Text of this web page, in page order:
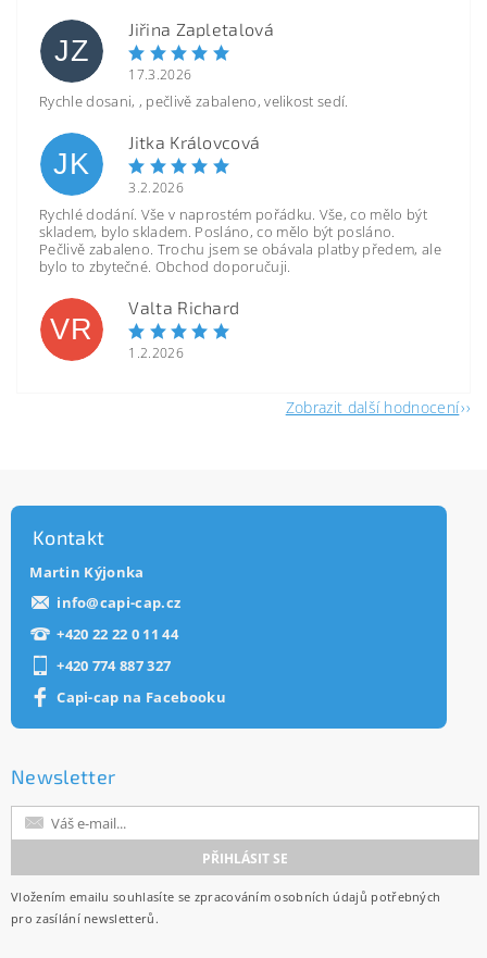
JZ
Jiřina Zapletalová
17.3.2026
Rychle dosani, , pečlivě zabaleno, velikost sedí.
JK
Jitka Královcová
3.2.2026
Rychlé dodání. Vše v naprostém pořádku. Vše, co mělo být
skladem, bylo skladem. Posláno, co mělo být posláno.
Pečlivě zabaleno. Trochu jsem se obávala platby předem, ale
bylo to zbytečné. Obchod doporučuji.
VR
Valta Richard
1.2.2026
Zobrazit další hodnocení
Kontakt
Martin Kýjonka
info@capi-cap.cz
+420 22 22 0 11 44
+420 774 887 327
Capi-cap na Facebooku
Newsletter
Vložením emailu souhlasíte se zpracováním osobních údajů potřebných
pro zasílání newsletterů.